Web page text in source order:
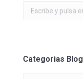
Categorias Blog